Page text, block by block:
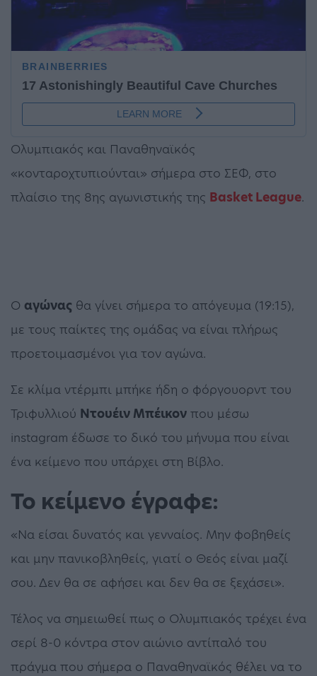
Ολυμπιακός και Παναθηναϊκός
«κονταροχτυπιούνται» σήμερα στο ΣΕΦ, στο
πλαίσιο της 8ης αγωνιστικής της Basket League.
Ο αγώνας θα γίνει σήμερα το απόγευμα (19:15),
με τους παίκτες της ομάδας να είναι πλήρως
προετοιμασμένοι για τον αγώνα.
Σε κλίμα ντέρμπι μπήκε ήδη ο φόργουορντ του
Τριφυλλιού Ντουέιν Μπέικον που μέσω
instagram έδωσε το δικό του μήνυμα που είναι
ένα κείμενο που υπάρχει στη Βίβλο.
Το κείμενο έγραφε:
«Να είσαι δυνατός και γενναίος. Μην φοβηθείς
και μην πανικοβληθείς, γιατί ο Θεός είναι μαζί
σου. Δεν θα σε αφήσει και δεν θα σε ξεχάσει».
Τέλος να σημειωθεί πως ο Ολυμπιακός τρέχει ένα
σερί 8-0 κόντρα στον αιώνιο αντίπαλό του
πράγμα που σήμερα ο Παναθηναϊκός θέλει να το